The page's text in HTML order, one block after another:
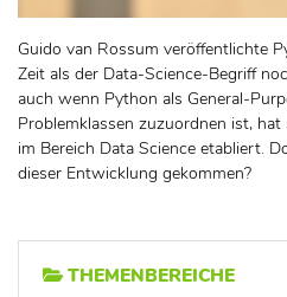
Guido van Rossum veröffentlichte
Zeit als der Data-Science-Begriff
auch wenn Python als General-
Problemklassen zuzuordnen ist,
im Bereich Data Science etabliert.
dieser Entwicklung gekommen?
THEMENBEREICHE